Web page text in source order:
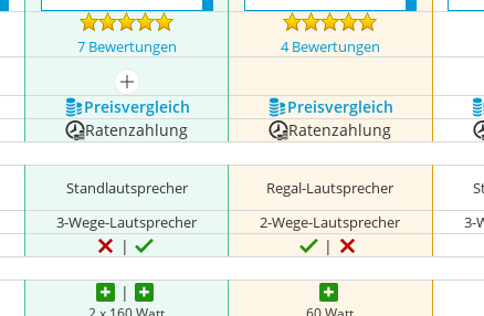
7 Bewertungen 4 Bewertungen
mehr anzeigen
Preis­vergleich Preis­vergleich
Ratenzahlung Ratenzahlung
Standlautsprecher Regal-Lautsprecher
3-Wege-Lautsprecher 2-Wege-Lautsprecher 3-
2 x 160 Watt 60 Watt